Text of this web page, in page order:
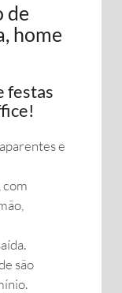
de
home
festas
e
com
são